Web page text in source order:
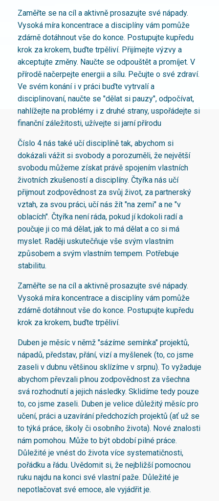
Zaměřte se na cíl a aktivně prosazujte své nápady.
Vysoká míra koncentrace a disciplíny vám pomůže
zdárně dotáhnout vše do konce. Postupujte kupředu
krok za krokem, buďte trpěliví. Přijímejte výzvy a
akceptujte změny. Naučte se odpouštět a promíjet. V
přírodě načerpejte energii a sílu. Pečujte o své zdraví.
Ve svém konání i v práci buďte vytrvalí a
disciplinovaní, naučte se "dělat si pauzy", odpočívat,
nahlížejte na problémy i z druhé strany, uspořádejte si
finanční záležitosti, užívejte si jarní přírodu
Číslo 4 nás také učí disciplíně tak, abychom si
dokázali vážit si svobody a porozuměli, že největší
svobodu můžeme získat právě spojením vlastních
životních zkušeností a disciplíny. Čtyřka nás učí
přijmout zodpovědnost za svůj život, za partnerský
vztah, za svou práci, učí nás žít "na zemi" a ne "v
oblacích". Čtyřka není ráda, pokud jí kdokoli radí a
poučuje ji co má dělat, jak to má dělat a co si má
myslet. Raději uskutečňuje vše svým vlastním
způsobem a svým vlastním tempem. Potřebuje
stabilitu.
Zaměřte se na cíl a aktivně prosazujte své nápady.
Vysoká míra koncentrace a disciplíny vám pomůže
zdárně dotáhnout vše do konce. Postupujte kupředu
krok za krokem, buďte trpěliví.
Duben je měsíc v němž "sázíme semínka" projektů,
nápadů, představ, přání, vizí a myšlenek (to, co jsme
zaseli v dubnu většinou sklízíme v srpnu). To vyžaduje
abychom převzali plnou zodpovědnost za všechna
svá rozhodnutí a jejich následky. Sklidíme tedy pouze
to, co jsme zaseli. Duben je velice důležitý měsíc pro
učení, práci a uzavírání předchozích projektů (ať už se
to týká práce, školy či osobního života). Nové znalosti
nám pomohou. Může to být období pilné práce.
Důležité je vnést do života více systematičnosti,
pořádku a řádu. Uvědomit si, že nejbližší pomocnou
ruku najdu na konci své vlastní paže. Důležité je
nepotlačovat své emoce, ale vyjádřit je.